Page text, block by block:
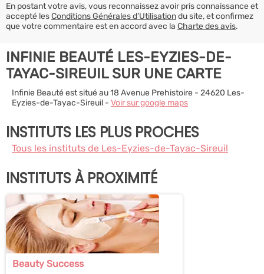
En postant votre avis, vous reconnaissez avoir pris connaissance et
accepté lesConditions Générales d’Utilisationdu site, et confirmez
que votre commentaire est en accord avec la Charte des avis.
INFINIE BEAUTÉ LES-EYZIES-DE-
TAYAC-SIREUIL SUR UNE CARTE
Infinie Beauté est situé au 18 Avenue Prehistoire - 24620 Les-
Eyzies-de-Tayac-Sireuil - Voir sur google maps
INSTITUTS LES PLUS PROCHES
Tous les instituts de Les-Eyzies-de-Tayac-Sireuil
INSTITUTS À PROXIMITÉ
Beauty Success